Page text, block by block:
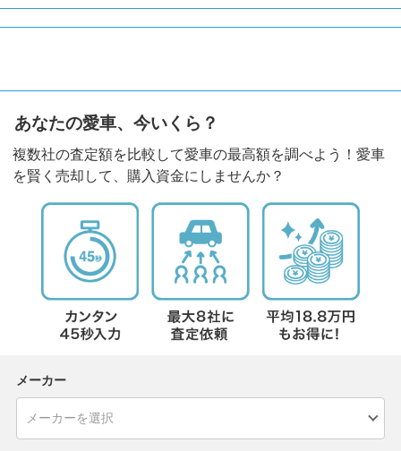
あなたの愛車、今いくら？
複数社の査定額を比較して愛車の最高額を調べよう！愛車
を賢く売却して、購入資金にしませんか？
メーカー